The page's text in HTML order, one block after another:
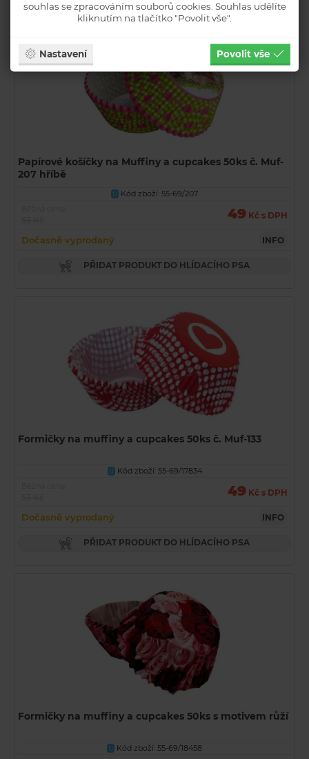
souhlas se zpracováním souborů cookies. Souhlas udělíte
kliknutím na tlačítko "Povolit vše".
Nastavení Povolit vše
Papírové košíčky na Muffiny a cupcakes 50ks č. Muf-
207 hříbě
U
Kód zboží: 55-69/207
49 Kč s DPH
Dočasně vyprodaný INFO
PŘIDAT PRODUKT DO HLÍDACÍHO PSA
Formičky na muffiny a cupcakes 50ks č. Muf-133
U Kód zboží: 55-69/17834
49 Kč s DPH
Dočasně vyprodaný INFO
PŘIDAT PRODUKT DO HLÍDACÍHO PSA
Formičky na muffiny a cupcakes 50ks s motivem růží
U
Kód zboží: 55-69/18458